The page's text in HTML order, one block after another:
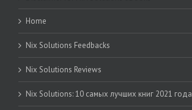
Home
Nix Solutions Feedbacks
Nix Solutions Reviews
Nix Solutions: 10 самых лучших книг 2021 года